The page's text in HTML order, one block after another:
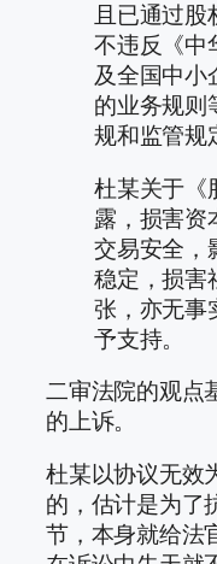
且已通过股
不违反《中
及全国中小
的业务规则
规和监管规
杜某关于《
露，损害资
交易安全，
稳定，损害
张，亦无事
予支持。
二审法院的观点
的上诉。
杜某以协议无效
的，估计是为了
节，本身就给法